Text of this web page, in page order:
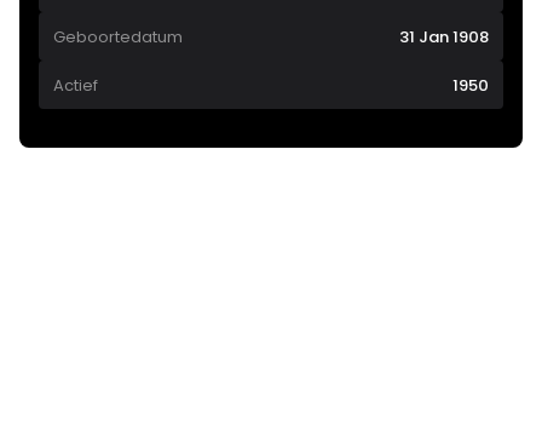
Geboortedatum 31 Jan 1908
Actief 1950